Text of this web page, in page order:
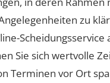
zu
Scheidungsservice
Sie sich wertvolle
Terminen vor Ort